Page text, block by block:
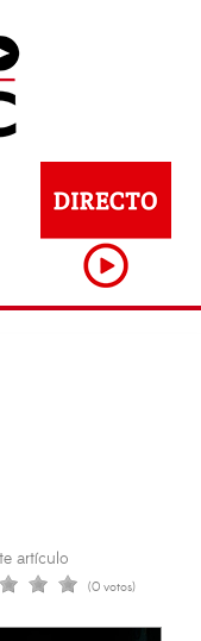
artículo
(0 votos)